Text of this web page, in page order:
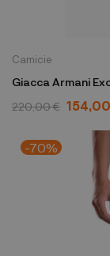
Camicie
Giacca Armani
220,00 €
-70%